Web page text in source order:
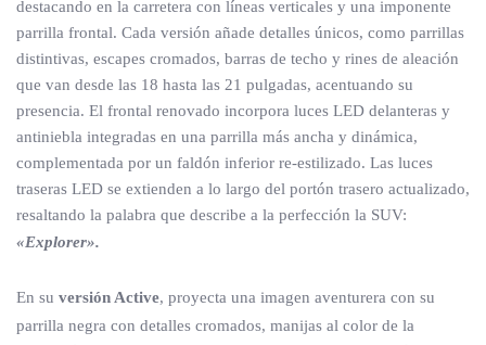
destacando en la carretera con líneas verticales y una imponente
parrilla frontal. Cada versión añade detalles únicos, como parrillas
distintivas, escapes cromados, barras de techo y rines de aleación
que van desde las 18 hasta las 21 pulgadas, acentuando su
presencia. El frontal renovado incorpora luces LED delanteras y
antiniebla integradas en una parrilla más ancha y dinámica,
complementada por un faldón inferior re-estilizado. Las luces
traseras LED se extienden a lo largo del portón trasero actualizado,
resaltando la palabra que describe a la perfección la SUV:
«Explorer».
En su versión Active, proyecta una imagen aventurera con su
parrilla negra con detalles cromados, manijas al color de la